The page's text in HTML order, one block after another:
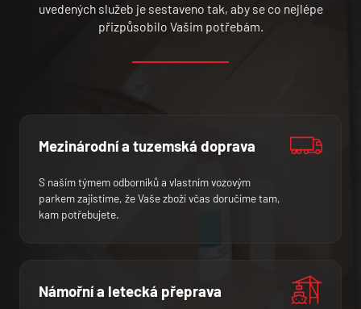
uvedených služeb je sestaveno tak, aby se co nejlépe
přizpůsobilo Vašim potřebám.
Mezinárodní a tuzemská doprava
S naším týmem odborníků a vlastním vozovým
parkem zajistíme, že Vaše zboží včas doručíme tam,
kam potřebujete.
Námořní a letecká přeprava